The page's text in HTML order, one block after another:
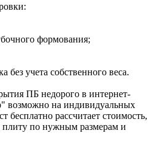
формования;
без учета собственного веса.
ПБ недорого в интернет-
возможно на индивидуальных
бесплатно рассчитает стоимость,
плиту по нужным размерам и